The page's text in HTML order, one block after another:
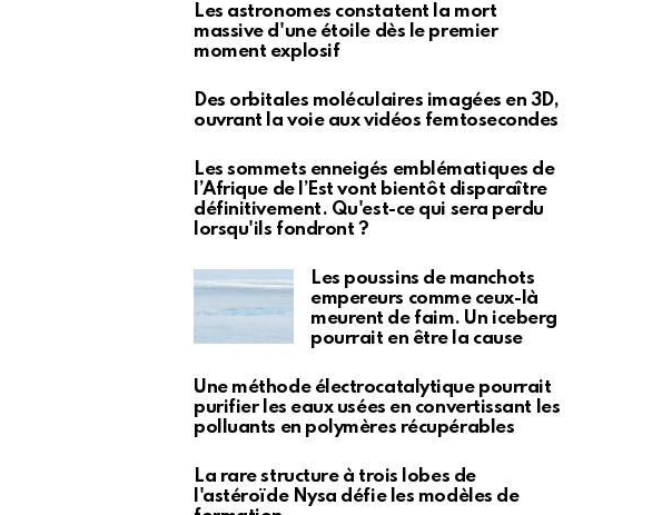
Les astronomes constatent la mort
massive d'une étoile dès le premier
moment explosif
Des orbitales moléculaires imagées en 3D,
ouvrant la voie aux vidéos femtosecondes
Les sommets enneigés emblématiques de
l’Afrique de l’Est vont bientôt disparaître
définitivement. Qu'est-ce qui sera perdu
lorsqu'ils fondront ?
Les poussins de manchots
empereurs comme ceux-là
meurent de faim. Un iceberg
pourrait en être la cause
Une méthode électrocatalytique pourrait
purifier les eaux usées en convertissant les
polluants en polymères récupérables
La rare structure à trois lobes de
l'astéroïde Nysa défie les modèles de